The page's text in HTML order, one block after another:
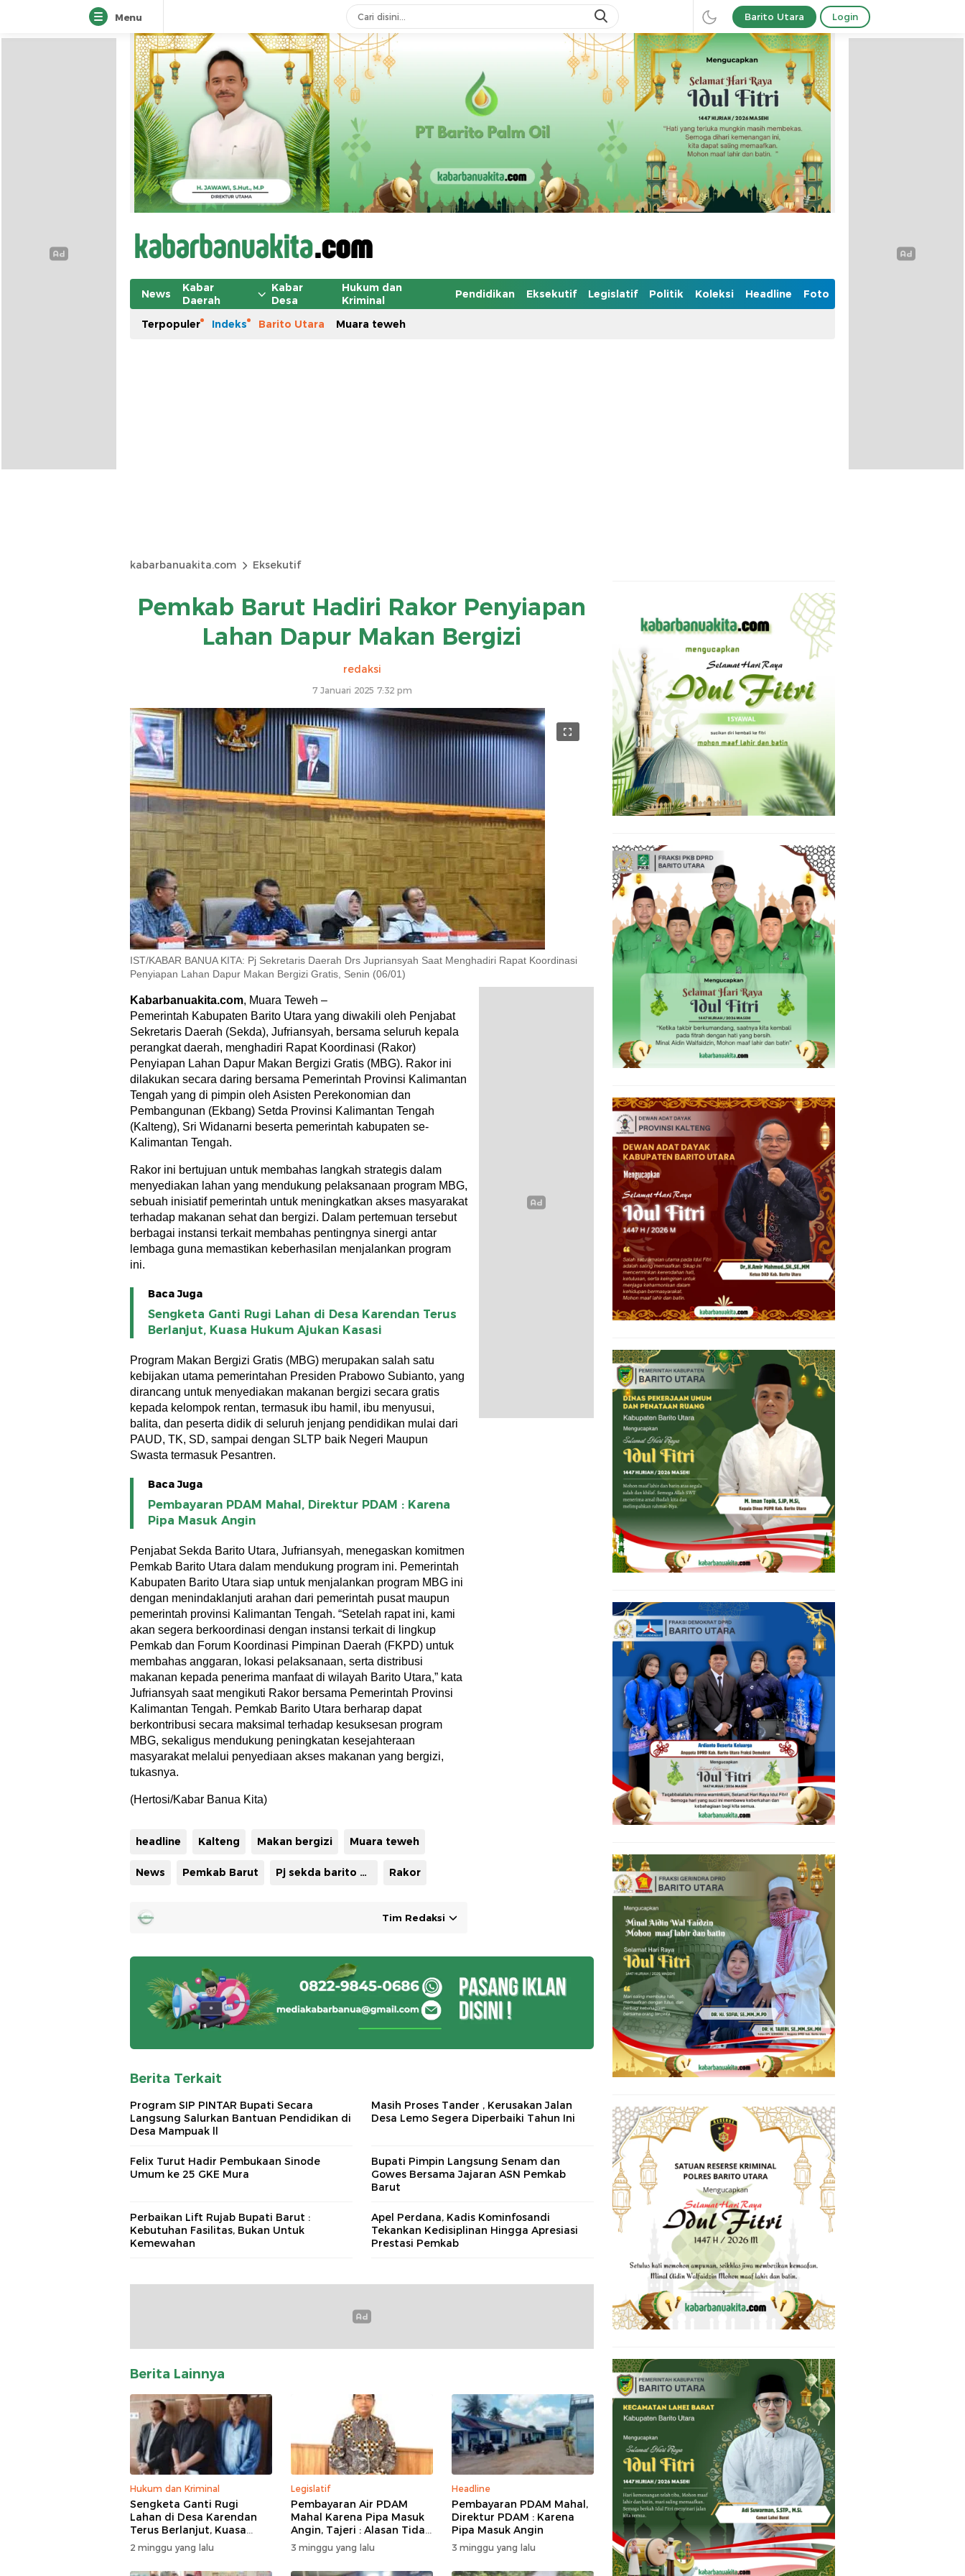
Menu Barito Utara Login
News
Kabar
Daerah
Kabar
Desa
Hukum dan
Kriminal
Pendidikan Eksekutif Legislatif Politik Koleksi Headline Foto
Terpopuler Indeks Barito Utara Muara teweh
kabarbanuakita.com Eksekutif
Pemkab Barut Hadiri Rakor Penyiapan
Lahan Dapur Makan Bergizi
redaksi
7 Januari 2025 7:32 pm
IST/KABAR BANUA KITA: Pj Sekretaris Daerah Drs Jupriansyah Saat Menghadiri Rapat Koordinasi
Penyiapan Lahan Dapur Makan Bergizi Gratis, Senin (06/01)
Kabarbanuakita.com, Muara Teweh –
Pemerintah Kabupaten Barito Utara yang diwakili oleh Penjabat
Sekretaris Daerah (Sekda), Jufriansyah, bersama seluruh kepala
perangkat daerah, menghadiri Rapat Koordinasi (Rakor)
Penyiapan Lahan Dapur Makan Bergizi Gratis (MBG). Rakor ini
dilakukan secara daring bersama Pemerintah Provinsi Kalimantan
Tengah yang di pimpin oleh Asisten Perekonomian dan
Pembangunan (Ekbang) Setda Provinsi Kalimantan Tengah
(Kalteng), Sri Widanarni beserta pemerintah kabupaten se-
Kalimantan Tengah.
Rakor ini bertujuan untuk membahas langkah strategis dalam
menyediakan lahan yang mendukung pelaksanaan program MBG,
sebuah inisiatif pemerintah untuk meningkatkan akses masyarakat
terhadap makanan sehat dan bergizi. Dalam pertemuan tersebut
berbagai instansi terkait membahas pentingnya sinergi antar
lembaga guna memastikan keberhasilan menjalankan program
ini.
Baca Juga
Sengketa Ganti Rugi Lahan di Desa Karendan Terus
Berlanjut, Kuasa Hukum Ajukan Kasasi
Program Makan Bergizi Gratis (MBG) merupakan salah satu
kebijakan utama pemerintahan Presiden Prabowo Subianto, yang
dirancang untuk menyediakan makanan bergizi secara gratis
kepada kelompok rentan, termasuk ibu hamil, ibu menyusui,
balita, dan peserta didik di seluruh jenjang pendidikan mulai dari
PAUD, TK, SD, sampai dengan SLTP baik Negeri Maupun
Swasta termasuk Pesantren.
Baca Juga
Pembayaran PDAM Mahal, Direktur PDAM : Karena
Pipa Masuk Angin
Penjabat Sekda Barito Utara, Jufriansyah, menegaskan komitmen
Pemkab Barito Utara dalam mendukung program ini. Pemerintah
Kabupaten Barito Utara siap untuk menjalankan program MBG ini
dengan menindaklanjuti arahan dari pemerintah pusat maupun
pemerintah provinsi Kalimantan Tengah. “Setelah rapat ini, kami
akan segera berkoordinasi dengan instansi terkait di lingkup
Pemkab dan Forum Koordinasi Pimpinan Daerah (FKPD) untuk
membahas anggaran, lokasi pelaksanaan, serta distribusi
makanan kepada penerima manfaat di wilayah Barito Utara,” kata
Jufriansyah saat mengikuti Rakor bersama Pemerintah Provinsi
Kalimantan Tengah. Pemkab Barito Utara berharap dapat
berkontribusi secara maksimal terhadap kesuksesan program
MBG, sekaligus mendukung peningkatan kesejahteraan
masyarakat melalui penyediaan akses makanan yang bergizi,
tukasnya.
(Hertosi/Kabar Banua Kita)
headline Kalteng Makan bergizi Muara teweh
News Pemkab Barut Pj sekda barito Utara Rakor
Tim Redaksi
Berita Terkait
Program SIP PINTAR Bupati Secara
Langsung Salurkan Bantuan Pendidikan di
Desa Mampuak ll
Masih Proses Tander , Kerusakan Jalan
Desa Lemo Segera Diperbaiki Tahun Ini
Felix Turut Hadir Pembukaan Sinode
Umum ke 25 GKE Mura
Bupati Pimpin Langsung Senam dan
Gowes Bersama Jajaran ASN Pemkab
Barut
Perbaikan Lift Rujab Bupati Barut :
Kebutuhan Fasilitas, Bukan Untuk
Kemewahan
Apel Perdana, Kadis Kominfosandi
Tekankan Kedisiplinan Hingga Apresiasi
Prestasi Pemkab
Berita Lainnya
Hukum dan Kriminal
Sengketa Ganti Rugi
Lahan di Desa Karendan
Terus Berlanjut, Kuasa
Hukum Ajukan Kasasi
2 minggu yang lalu
Legislatif
Pembayaran Air PDAM
Mahal Karena Pipa Masuk
Angin, Tajeri : Alasan Tidak
Masuk Akal
3 minggu yang lalu
Headline
Pembayaran PDAM Mahal,
Direktur PDAM : Karena
Pipa Masuk Angin
3 minggu yang lalu